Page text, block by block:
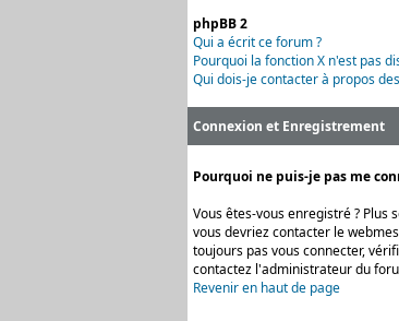
phpBB 2
Qui a écrit ce forum ?
Pourquoi la fonction X n'est pas
Qui dois-je contacter à propos
Connexion et Enregistrement
Pourquoi ne puis-je pas me
Vous êtes-vous enregistré ? Plus
vous devriez contacter le
toujours pas vous connecter,
contactez l'administrateur du
Revenir en haut de page